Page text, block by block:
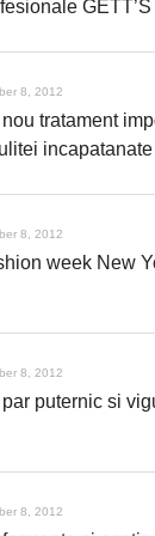
GETT’S
8, 2012
tratament
incapatanate
8, 2012
week New
8, 2012
puternic si
8, 2012